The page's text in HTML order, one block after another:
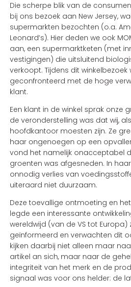
Die scherpe blik van de
bij ons bezoek aan New Jersey,
supermarkten bezochten (o.a.
Leonard’s). Hier deden we ook
aan, een supermarktketen (met
vestigingen) die uitsluitend
verkoopt. Tijdens dit winkelbezoek
geconfronteerd met de hoge
klant.
Een klant in de winkel sprak onze
de veronderstelling was dat wij,
hoofdkantoor moesten zijn. Ze
haar ongenoegen op een
vond het namelijk onacceptabel
groenten was afgesneden. In
onnodig verlies van
uiteraard niet duurzaam.
Deze toevallige ontmoeting en
legde een interessante
wereldwijd (van de VS tot Europa)
geïnformeerd en verwachten dit
kijken daarbij niet alleen maar
artikel an sich, maar naar de
integriteit van het merk en de
signaal was voor ons helder: de